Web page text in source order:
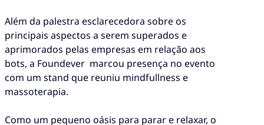
Além da palestra esclarecedora sobre os
principais aspectos a serem superados e
aprimorados pelas empresas em relação aos
bots, a Foundever marcou presença no evento
com um stand que reuniu mindfullness e
massoterapia.
Como um pequeno oásis para parar e relaxar, o